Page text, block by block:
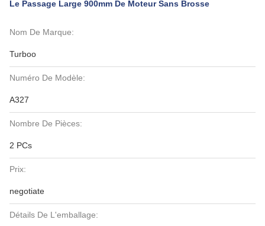
Le Passage Large 900mm De Moteur Sans Brosse
Nom De Marque:
Turboo
Numéro De Modèle:
A327
Nombre De Pièces:
2 PCs
Prix:
negotiate
Détails De L'emballage: